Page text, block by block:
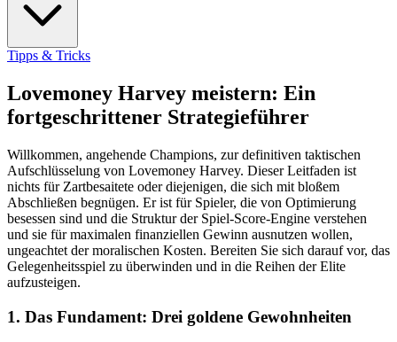
Tipps & Tricks
Lovemoney Harvey meistern: Ein
fortgeschrittener Strategieführer
Willkommen, angehende Champions, zur definitiven taktischen
Aufschlüsselung von Lovemoney Harvey. Dieser Leitfaden ist
nichts für Zartbesaitete oder diejenigen, die sich mit bloßem
Abschließen begnügen. Er ist für Spieler, die von Optimierung
besessen sind und die Struktur der Spiel-Score-Engine verstehen
und sie für maximalen finanziellen Gewinn ausnutzen wollen,
ungeachtet der moralischen Kosten. Bereiten Sie sich darauf vor, das
Gelegenheitsspiel zu überwinden und in die Reihen der Elite
aufzusteigen.
1. Das Fundament: Drei goldene Gewohnheiten